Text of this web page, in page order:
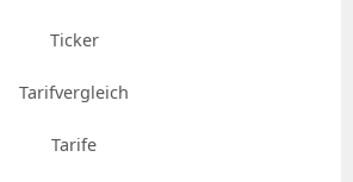
Ticker
Tarifvergleich
Tarife